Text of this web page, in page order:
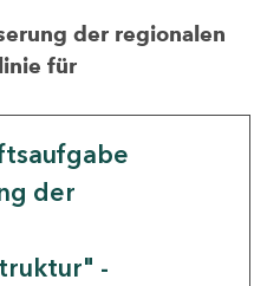
der regionalen
für
der
-